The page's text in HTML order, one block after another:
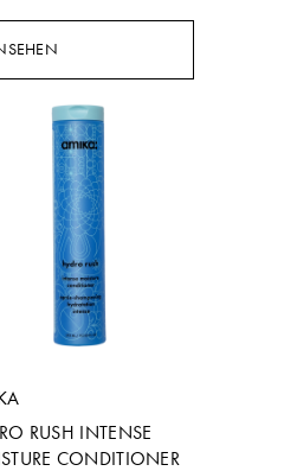
RUSH INTENSE
CONDITIONER